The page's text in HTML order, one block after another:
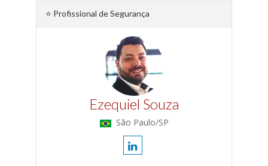
⭐ Profissional de Segurança
Ezequiel Souza
São Paulo/SP